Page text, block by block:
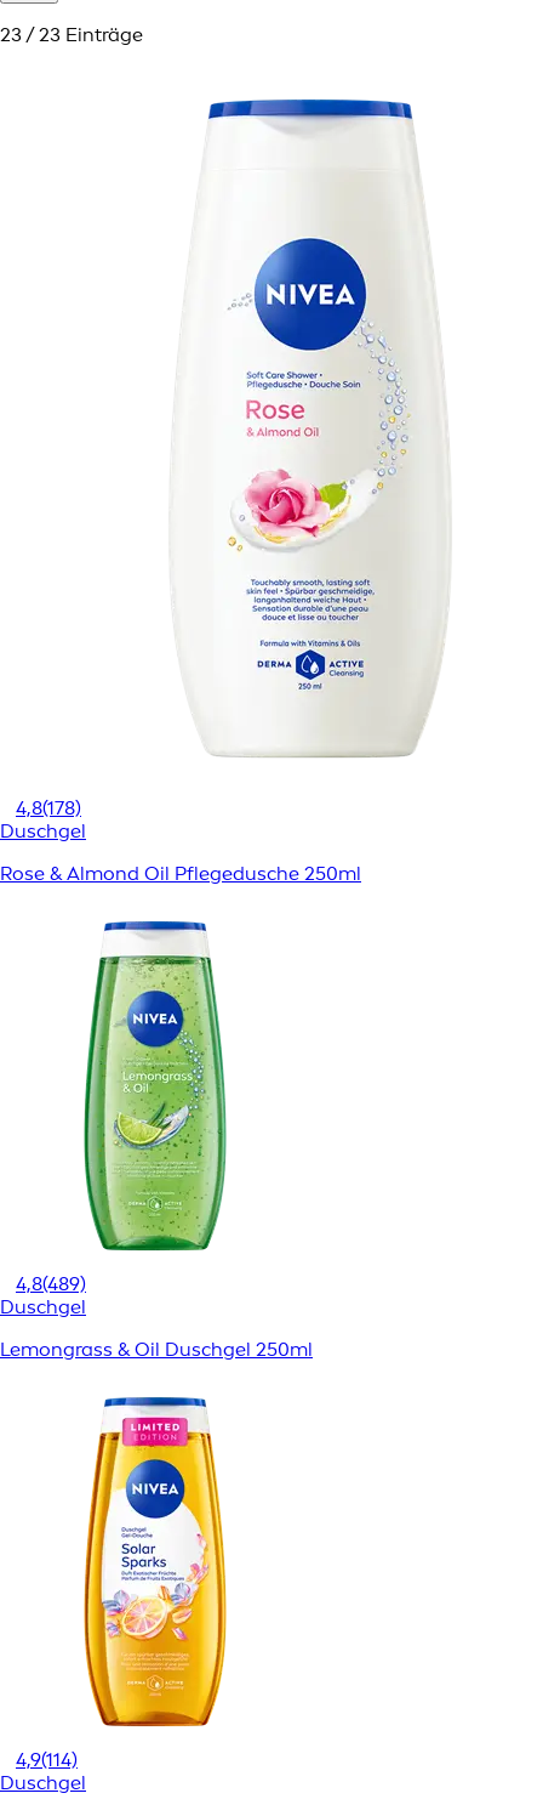
23 / 23 Einträge
4,8(178)
Duschgel
Rose & Almond Oil Pflegedusche 250ml
4,8(489)
Duschgel
Lemongrass & Oil Duschgel 250ml
4,9(114)
Duschgel